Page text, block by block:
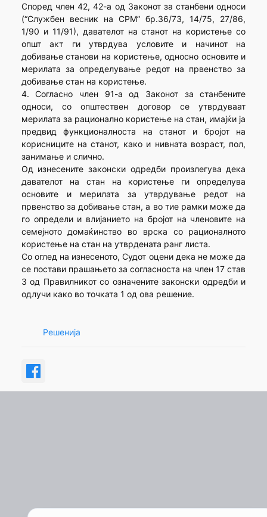
Според член 42, 42-а од Законот за станбени односи
(“Службен весник на СРМ” бр.36/73, 14/75, 27/86,
1/90 и 11/91), давателот на станот на користење со
општ акт ги утврдува условите и начинот на
добивање станови на користење, односно основите и
мерилата за определување редот на првенство за
добивање стан на користење.
4. Согласно член 91-а од Законот за станбените
односи, со општествен договор се утврдуваат
мерилата за рационално користење на стан, имајќи ја
предвид функционалноста на станот и бројот на
корисниците на станот, како и нивната возраст, пол,
занимање и слично.
Од изнесените законски одредби произлегува дека
давателот на стан на користење ги определува
основите и мерилата за утврдување редот на
првенство за добивање стан, а во тие рамки може да
го определи и влијанието на бројот на членовите на
семејното домаќинство во врска со рационалното
користење на стан на утврдената ранг листа.
Со оглед на изнесеното, Судот оцени дека не може да
се постави прашањето за согласноста на член 17 став
3 од Правилникот со означените законски одредби и
одлучи како во точката 1 од ова решение.
Решенија